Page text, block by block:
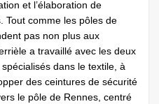
et l’élaboration de
Tout comme les pôles de
pas non plus aux
a travaillé avec les deux
dans le textile, à
des ceintures de sécurité
le pôle de Rennes, centré